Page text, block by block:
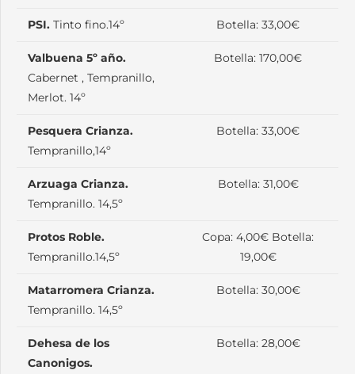
PSI. Tinto fino.14º Botella: 33,00€
Valbuena 5º año.
Cabernet , Tempranillo,
Merlot. 14º
Botella: 170,00€
Pesquera Crianza.
Tempranillo,14º
Botella: 33,00€
Arzuaga Crianza.
Tempranillo. 14,5º
Botella: 31,00€
Protos Roble.
Tempranillo.14,5º
Copa: 4,00€ Botella:
19,00€
Matarromera Crianza.
Tempranillo. 14,5º
Botella: 30,00€
Dehesa de los
Canonigos.
Botella: 28,00€